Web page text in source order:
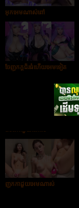
អុកអេមណាស់ពៅ
ចែញុកក្ដជ័រធំហើយអេមទៀត
ញុកកាដួយអេមណាស់